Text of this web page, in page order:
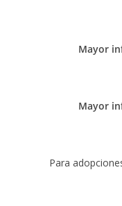
Mayor
Mayor
Para